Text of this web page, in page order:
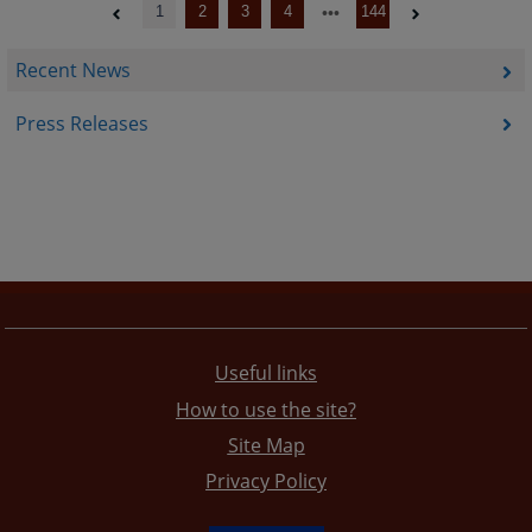
Recent News
Press Releases
1 2 3 4 144
Useful links
How to use the site?
Site Map
Privacy Policy